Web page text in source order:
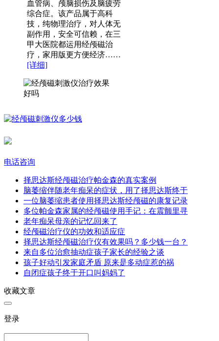
血管病、颅脑损伤及脑疲劳
综合症。该产品属于高科
技，纯物理治疗，对人体无
副作用，安全可信赖，在三
甲大医院都运用经颅磁治
疗，家用版更方便经济……
[详细]
电话咨询
择思达斯经颅磁治疗帕金森的真实案例​
脑萎缩伴随老年痴呆的症状，用了择思达斯终于
一位脑萎缩患者使用择思达斯经颅磁的康复记录
多位帕金森家属的经颅磁使用手记：在震颤里寻
老年痴呆母亲的记忆回来了​
经颅磁治疗仪的功效和适应症
择思达斯经颅磁治疗仪有效果吗？多少钱一台？
来自多位治愈抽动症孩子家长的经验之谈
孩子好动引发家庭矛盾 原来是多动症惹的祸
自闭症孩子终于开口叫妈妈了
收藏文章
登录